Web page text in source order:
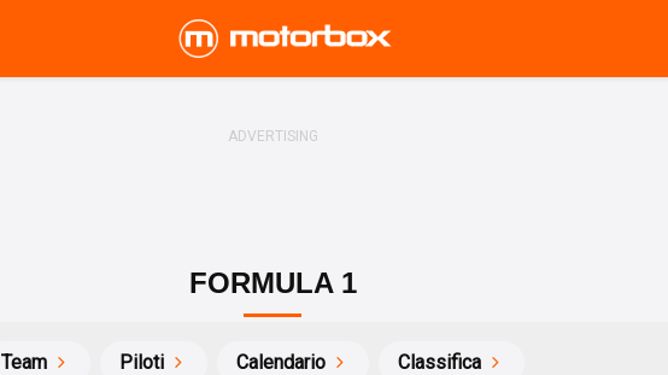
FORMULA 1
Team Piloti Calendario Classifica